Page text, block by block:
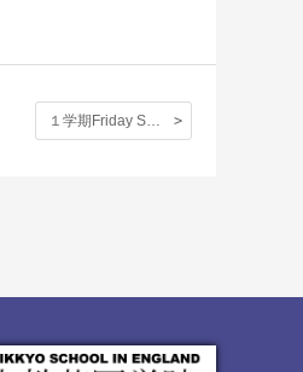
１学期Friday Sports 乗馬の写真 (Bridge House: 初心者）